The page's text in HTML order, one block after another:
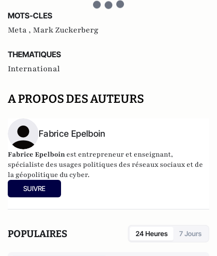
MOTS-CLES
Meta , Mark Zuckerberg
THEMATIQUES
International
A PROPOS DES AUTEURS
Fabrice Epelboin
Fabrice Epelboin est entrepreneur et enseignant,
spécialiste des usages politiques des réseaux sociaux et de
la géopolitique du cyber.
SUIVRE
POPULAIRES 24 Heures 7 Jours